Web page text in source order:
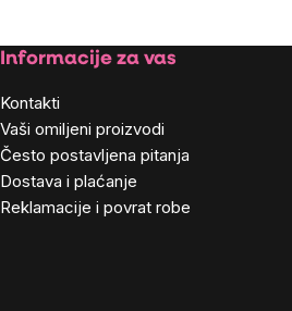
Footer
Informacije za vas
Kontakti
Vaši omiljeni proizvodi
Često postavljena pitanja
Dostava i plaćanje
Reklamacije i povrat robe